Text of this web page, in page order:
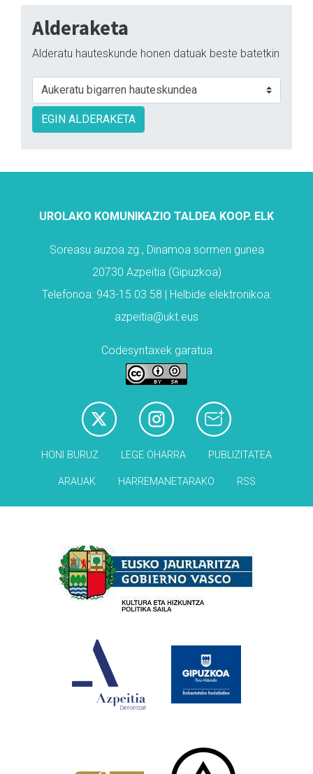
Alderaketa
Alderatu hauteskunde honen datuak beste batetkin
EGIN ALDERAKETA
UROLAKO KOMUNIKAZIO TALDEA KOOP. ELK
Soreasu auzoa zg., Dinamoa sormen gunea
20730 Azpeitia (Gipuzkoa)
Telefonoa: 943-15 03 58 | Helbide elektronikoa:
azpeitia@ukt.eus
Codesyntaxek garatua
HONI BURUZ LEGE OHARRA PUBLIZITATEA
ARAUAK HARREMANETARAKO RSS